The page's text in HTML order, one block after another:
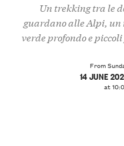
Un trekking tra le
guardano alle Alpi, un
verde profondo e
From
14 JUNE
at